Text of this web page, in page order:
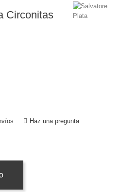
Circonitas
Haz una pregunta